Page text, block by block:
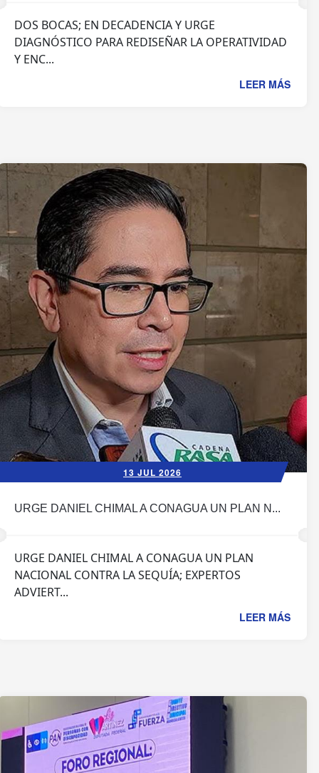
DOS BOCAS; EN DECADENCIA Y URGE
DIAGNÓSTICO PARA REDISEÑAR LA OPERATIVIDAD
Y ENC...
LEER MÁS
13 JUL 2026
URGE DANIEL CHIMAL A CONAGUA UN PLAN N...
URGE DANIEL CHIMAL A CONAGUA UN PLAN
NACIONAL CONTRA LA SEQUÍA; EXPERTOS
ADVIERT...
LEER MÁS